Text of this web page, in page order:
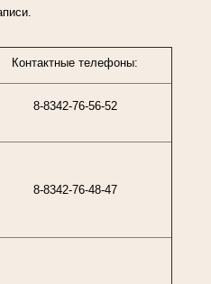
Контактные телефоны:
8-8342-76-56-52
8-8342-76-48-47